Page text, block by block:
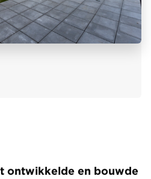
ontwikkelde en bouwde